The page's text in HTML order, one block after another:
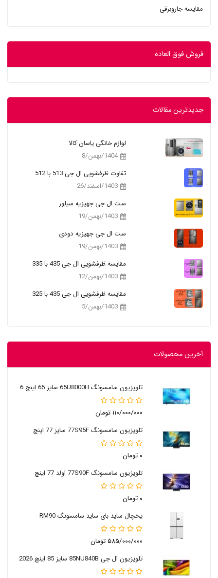
مقایسه جاروبرقی
فروش فوق العاده
جدیدترین مقالات
لوازم خانگی یاسان کالا
1404/بهمن/8
تفاوت ظرفشویی ال جی 513 با 512
1403/اسفند/26
ست ال جی جهیزیه سیلور
1403/بهمن/19
ست ال جی جهیزیه دودی
1403/بهمن/19
مقایسه ظرفشویی ال جی 435 با 335
1403/بهمن/12
مقایسه ظرفشویی ال جی 435 با 325
1403/بهمن/5
آخرین محصولات
تلویزیون سامسونگ 65U8000H سایز 65 اینچ 2026
۱۱۰/۰۰۰/۰۰۰ تومان
تلویزیون سامسونگ 77S95F سایز 77 اینچ
۰ تومان
تلویزیون سامسونگ 77S90F اولد 77 اینچ
۰ تومان
یخچال ساید بای ساید سامسونگ RM90
۵۸۵/۰۰۰/۰۰۰ تومان
تلویزیون ال جی 85NU840B سایز 85 اینچ 2026